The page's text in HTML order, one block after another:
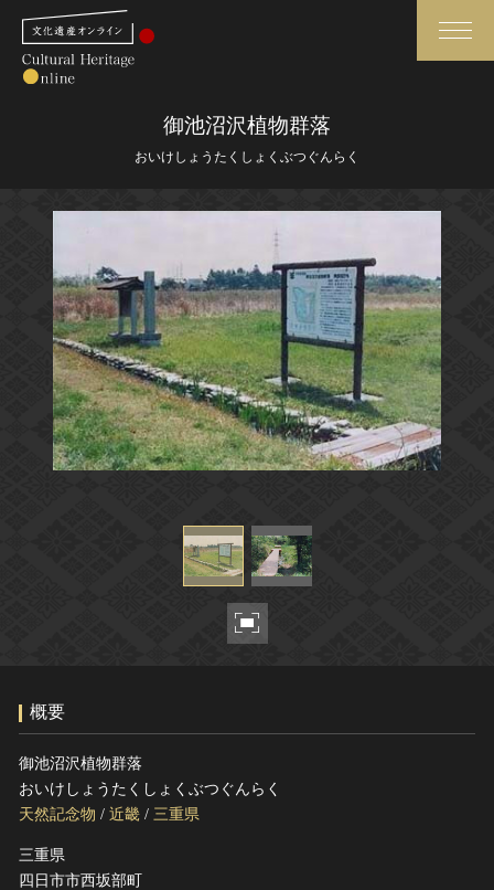
さらに詳細検索
さらに詳細検索
トップ
作品一覧
カテゴリで見る
世界遺産と無形文化遺産
全国の美術館・博物館
媒体資料・関連記事等
博物館、美術館の皆さまへ
文化庁よりご挨拶
今月のみどころ
お知らせ一覧
このサイトについて
関連サイトリンク
サイトマップ
サイトのご意見はこちら
文化遺産データベース
国指定文化財等データベース
御池沼沢植物群落
おいけしょうたくしょくぶつぐんらく
概要
御池沼沢植物群落
おいけしょうたくしょくぶつぐんらく
天然記念物 / 近畿 / 三重県
三重県
四日市市西坂部町